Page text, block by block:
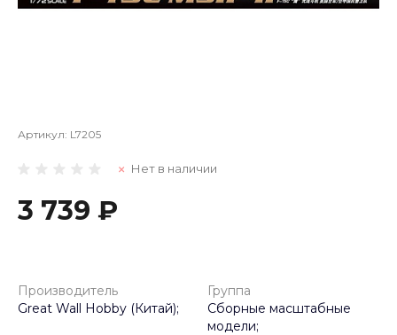
Артикул: L7205
Нет в наличии
3 739 ₽
Производитель
Great Wall Hobby (Китай);
Группа
Сборные масштабные
модели;